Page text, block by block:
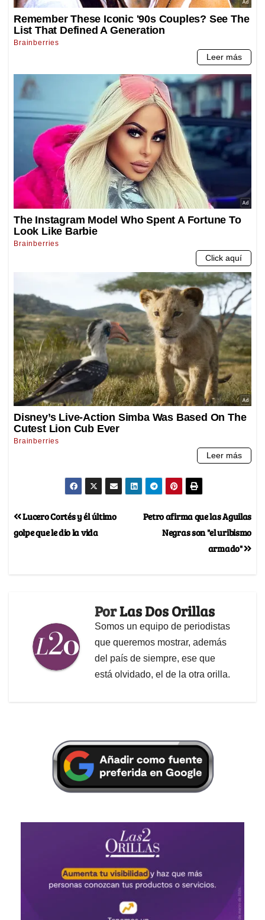
Petro afirma que las Aguilas
Negras son "el uribismo
armado"
Lucero Cortés y él último
golpe que le dio la vida
PorLas Dos Orillas
Somos un equipo de periodistas
que queremos mostrar, además
del país de siempre, ese que
está olvidado, el de la otra orilla.